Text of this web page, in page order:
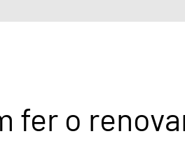
fer o